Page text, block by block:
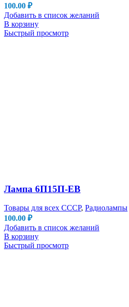
100.00 ₽
Добавить в список желаний
В корзину
Быстрый просмотр
Лампа 6П15П-ЕВ
Товары для всех СССР, Радиолампы
100.00 ₽
Добавить в список желаний
В корзину
Быстрый просмотр